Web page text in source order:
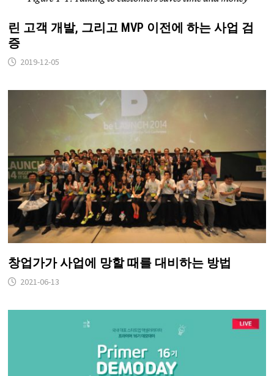
린 고객 개발, 그리고 MVP 이전에 하는 사업 검
증
2019-12-05
창업가가 사업에 망할 때를 대비하는 방법
2021-06-13